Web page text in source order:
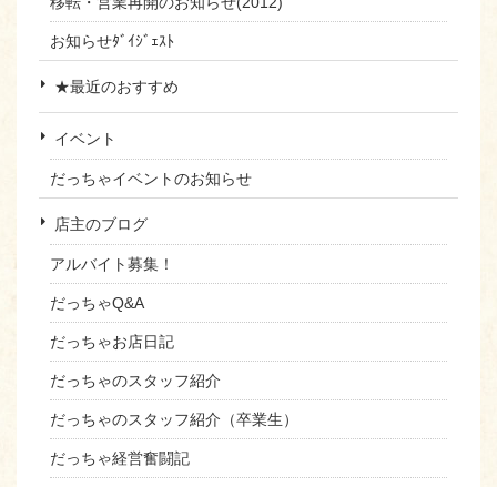
お知らせﾀﾞｲｼﾞｪｽﾄ
★最近のおすすめ
イベント
だっちゃイベントのお知らせ
店主のブログ
アルバイト募集！
だっちゃQ&A
だっちゃお店日記
だっちゃのスタッフ紹介
だっちゃのスタッフ紹介（卒業生）
だっちゃ経営奮闘記